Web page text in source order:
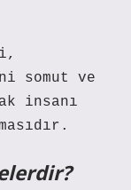
somut ve
insanı